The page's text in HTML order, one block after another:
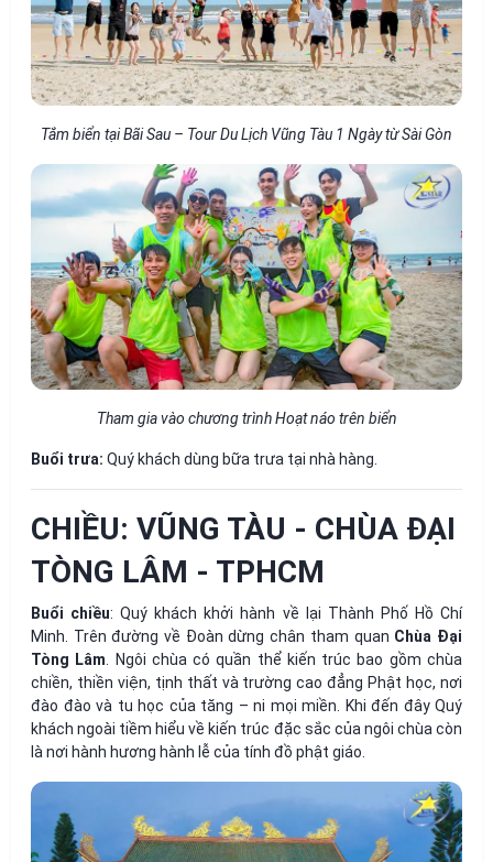
Tắm biển tại Bãi Sau – Tour Du Lịch Vũng Tàu 1 Ngày từ Sài Gòn
Tham gia vào chương trình Hoạt náo trên biển
Buổi trưa: Quý khách dùng bữa trưa tại nhà hàng.
CHIỀU: VŨNG TÀU - CHÙA ĐẠI
TÒNG LÂM - TPHCM
Buổi chiều: Quý khách khởi hành về lại Thành Phố Hồ Chí
Minh. Trên đường về Đoàn dừng chân tham quan Chùa Đại
Tòng Lâm. Ngôi chùa có quần thể kiến trúc bao gồm chùa
chiền, thiền viện, tịnh thất và trường cao đẳng Phật học, nơi
đào đào và tu học của tăng – ni mọi miền. Khi đến đây Quý
khách ngoài tiềm hiểu về kiến trúc đặc sắc của ngôi chùa còn
là nơi hành hương hành lễ của tính đồ phật giáo.